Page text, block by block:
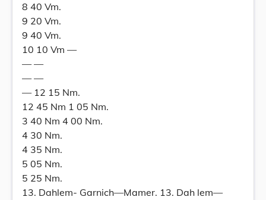
8 40 Vm.
9 20 Vm.
9 40 Vm.
10 10 Vm —
— —
— —
— 12 15 Nm.
12 45 Nm 1 05 Nm.
3 40 Nm 4 00 Nm.
4 30 Nm.
4 35 Nm.
5 05 Nm.
5 25 Nm.
13. Dahlem- Garnich—Mamer. 13. Dah lem—